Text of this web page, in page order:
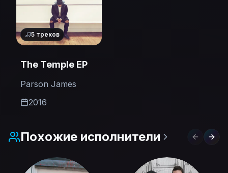
5 треков
The Temple EP
Parson James
2016
Похожие исполнители Previous